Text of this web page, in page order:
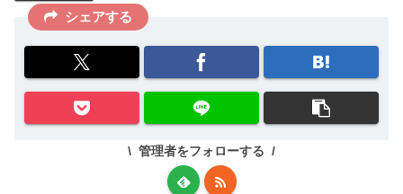
シェアする
管理者をフォローする